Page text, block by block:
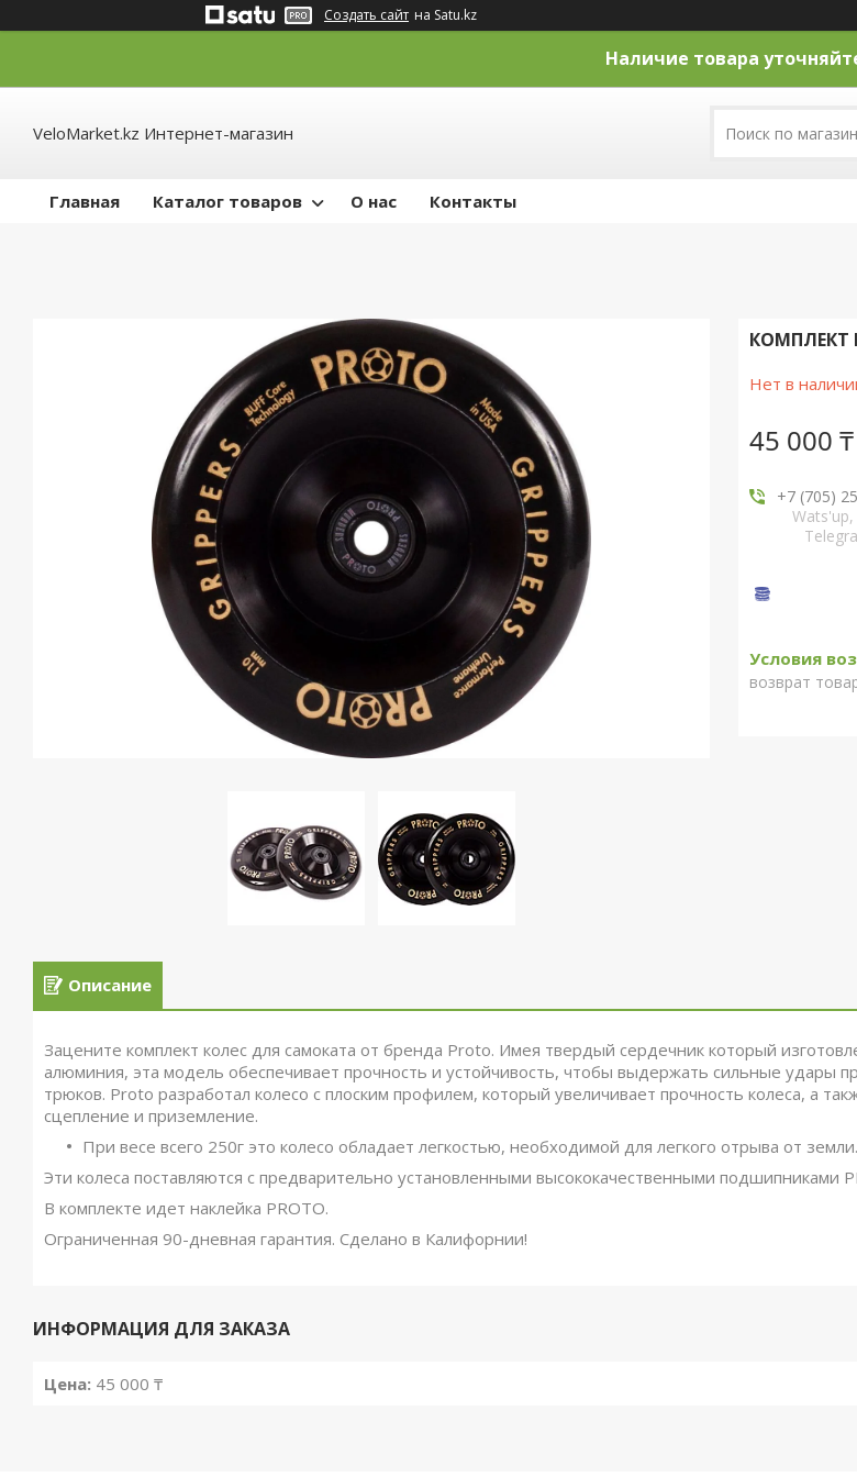
Создать сайт на Satu.kz
Наличие товара
VeloMarket.kz Интернет-магазин
Главная Каталог товаров О нас Контакты
КОМПЛЕКТ
Нет в
45 000 ₸
+7 (705)
Wats'up,
возврат
Описание
Зацените комплект колес для самоката от бренда Proto. Имея твердый сердечник который
алюминия, эта модель обеспечивает прочность и устойчивость, чтобы выдержать сильные удары
трюков. Proto разработал колесо с плоским профилем, который увеличивает прочность колеса, а
сцепление и приземление.
При весе всего 250г это колесо обладает легкостью, необходимой для легкого отрыва от земли.
Эти колеса поставляются с предварительно установленными высококачественными подшипниками
В комплекте идет наклейка PROTO.
Ограниченная 90-дневная гарантия. Сделано в Калифорнии!
ИНФОРМАЦИЯ ДЛЯ ЗАКАЗА
Цена: 45 000 ₸